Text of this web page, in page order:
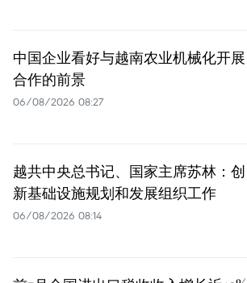
中国企业看好与越南农业机械化开展
合作的前景
06/08/2026 08:27
越共中央总书记、国家主席苏林：创
新基础设施规划和发展组织工作
06/08/2026 08:14